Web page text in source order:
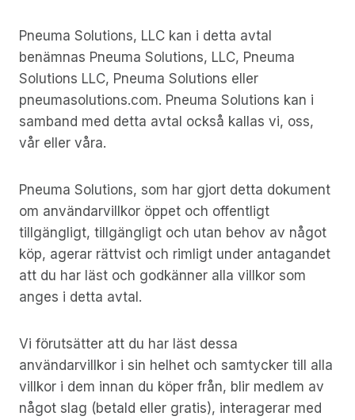
Pneuma Solutions, LLC kan i detta avtal
benämnas Pneuma Solutions, LLC, Pneuma
Solutions LLC, Pneuma Solutions eller
pneumasolutions.com. Pneuma Solutions kan i
samband med detta avtal också kallas vi, oss,
vår eller våra.
Pneuma Solutions, som har gjort detta dokument
om användarvillkor öppet och offentligt
tillgängligt, tillgängligt och utan behov av något
köp, agerar rättvist och rimligt under antagandet
att du har läst och godkänner alla villkor som
anges i detta avtal.
Vi förutsätter att du har läst dessa
användarvillkor i sin helhet och samtycker till alla
villkor i dem innan du köper från, blir medlem av
något slag (betald eller gratis), interagerar med